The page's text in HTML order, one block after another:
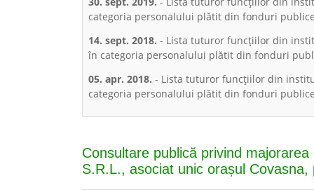
categoria personalului plătit din fonduri
14. sept. 2018. - Lista tuturor funcţiilor din
în categoria personalului plătit din fonduri
05. apr. 2018. - Lista tuturor funcţiilor din
categoria personalului plătit din fonduri
Consultare publică privind
S.R.L., asociat unic orașul